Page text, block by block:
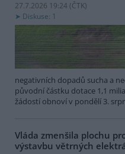
27.7.2026 19:24 (ČTK)
Diskuse: 1
negativních dopadů sucha a
původní částku dotace 1,1
žádostí obnoví v pondělí 3.
Vláda zmenšila plochu
výstavbu větrných